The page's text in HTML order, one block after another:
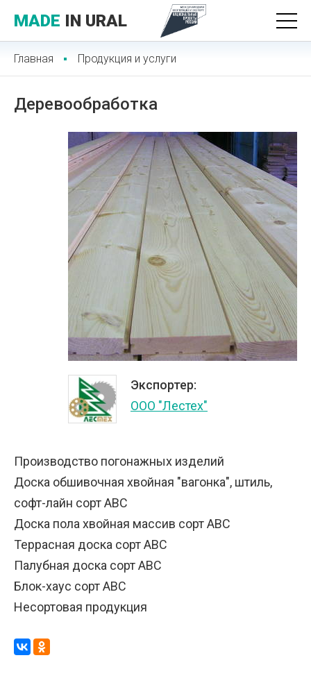
MADE IN URAL
Главная Продукция и услуги
Деревообработка
Экспортер:
ООО "Лестех"
Производство погонажных изделий
Доска обшивочная хвойная "вагонка", штиль,
софт-лайн сорт АВС
Доска пола хвойная массив сорт АВС
Террасная доска сорт АВС
Палубная доска сорт АВС
Блок-хаус сорт АВС
Несортовая продукция